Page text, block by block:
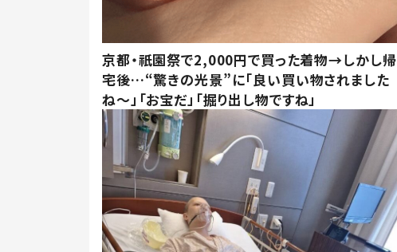
京都・祇園祭で2,000円で買った着物→しかし帰
宅後…“驚きの光景”に「良い買い物されました
ね～」「お宝だ」「掘り出し物ですね」